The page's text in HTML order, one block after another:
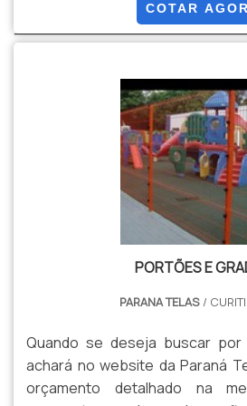
segurança para uma ampla
Apresenta diversas
camada de Zinco, e
PVC. Dentre suas Vantagens
Segurança, Estabilidade,
Facilidade de instalação, Entre
COTAR
PORTÕES E
PARANA TELAS /
Quando se deseja buscar
achará no website da Paraná
orçamento detalhado na